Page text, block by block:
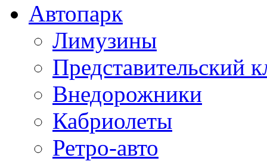
Автопарк
Лимузины
Представительский
Внедорожники
Кабриолеты
Ретро-авто